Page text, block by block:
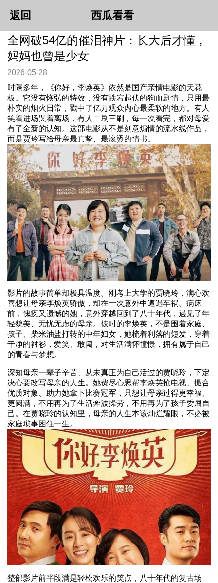
返回 西瓜看看
全网破54亿的催泪神片：长大后才懂，
妈妈也曾是少女
2026-05-28
时隔多年，《你好，李焕英》依然是国产亲情电影的天花
板。它没有恢弘的特效，没有跌宕起伏的狗血剧情，只用最
朴实的烟火日常，戳中了亿万观众内心最柔软的地方。有人
笑着进场哭着离场，有人二刷三刷，每一次看完，都对母爱
有了全新的认知。这部电影从不是刻意煽情的流水线作品，
而是贾玲写给母亲最真挚、最滚烫的情书。
影片的故事简单却极具温度。刚考上大学的贾晓玲，满心欢
喜想让母亲李焕英骄傲，却在一次意外中遭遇车祸。病床
前，愧疚又遗憾的她，意外穿越回到了八十年代，遇见了年
轻貌美、无忧无虑的母亲。彼时的李焕英，不是围着家庭、
孩子、柴米油盐打转的中年妇女，她梳着利落的短发，穿着
干净的衬衫，爱笑、敢闯，对生活满怀憧憬，拥有属于自己
的青春与梦想。
深知母亲一辈子辛苦、从未真正为自己活过的贾晓玲，下定
决心要改写母亲的人生。她费尽心思帮李焕英抢电视、撮合
优质对象、助力她拿下比赛冠军，只想让母亲过得更幸福、
更圆满，不用再为了生活奔波操劳，不用再为了孩子委屈自
己。在贾晓玲的认知里，母亲的人生本该灿烂耀眼，不必被
家庭琐事困住一生。
整部影片前半段满是轻松欢乐的笑点，八十年代的复古场